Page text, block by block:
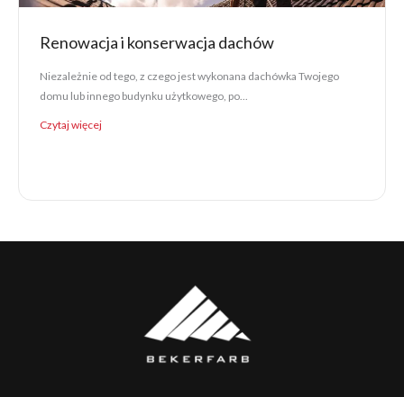
Renowacja i konserwacja dachów
Niezależnie od tego, z czego jest wykonana dachówka Twojego
domu lub innego budynku użytkowego, po...
Czytaj więcej